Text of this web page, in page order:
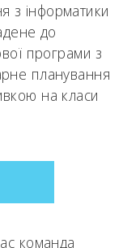
з інформатики
до
програми з
планування
на класи
команда